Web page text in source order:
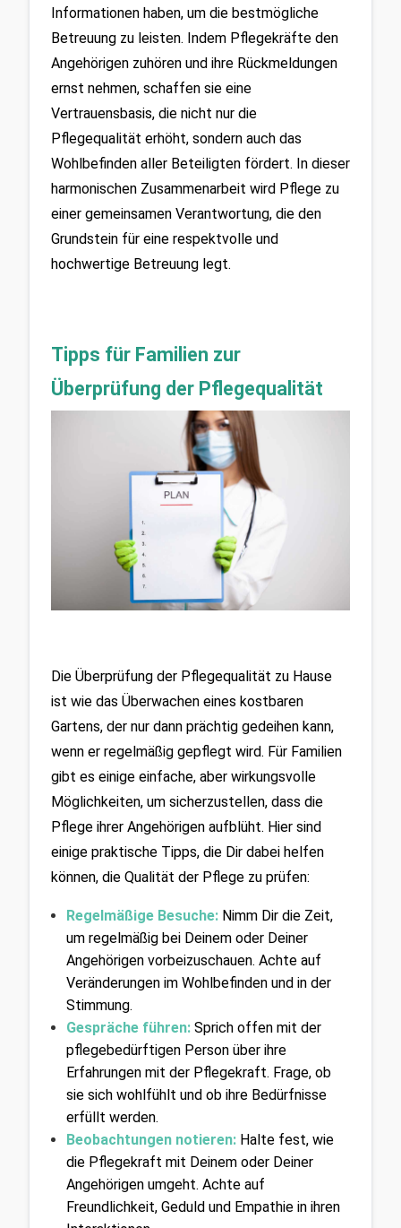
Informationen haben, um die bestmögliche
Betreuung zu leisten. Indem Pflegekräfte den
Angehörigen zuhören und ihre Rückmeldungen
ernst nehmen, schaffen sie eine
Vertrauensbasis, die nicht nur die
Pflegequalität erhöht, sondern auch das
Wohlbefinden aller Beteiligten fördert. In dieser
harmonischen Zusammenarbeit wird Pflege zu
einer gemeinsamen Verantwortung, die den
Grundstein für eine respektvolle und
hochwertige Betreuung legt.
Tipps für Familien zur
Überprüfung der Pflegequalität
Die Überprüfung der Pflegequalität zu Hause
ist wie das Überwachen eines kostbaren
Gartens, der nur dann prächtig gedeihen kann,
wenn er regelmäßig gepflegt wird. Für Familien
gibt es einige einfache, aber wirkungsvolle
Möglichkeiten, um sicherzustellen, dass die
Pflege ihrer Angehörigen aufblüht. Hier sind
einige praktische Tipps, die Dir dabei helfen
können, die Qualität der Pflege zu prüfen:
Regelmäßige Besuche: Nimm Dir die Zeit,
um regelmäßig bei Deinem oder Deiner
Angehörigen vorbeizuschauen. Achte auf
Veränderungen im Wohlbefinden und in der
Stimmung.
Gespräche führen: Sprich offen mit der
pflegebedürftigen Person über ihre
Erfahrungen mit der Pflegekraft. Frage, ob
sie sich wohlfühlt und ob ihre Bedürfnisse
erfüllt werden.
Beobachtungen notieren: Halte fest, wie
die Pflegekraft mit Deinem oder Deiner
Angehörigen umgeht. Achte auf
Freundlichkeit, Geduld und Empathie in ihren